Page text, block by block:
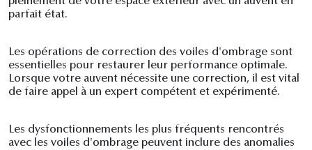
parfait état.
Les opérations de correction des voiles d'ombrage sont
essentielles pour restaurer leur performance optimale.
Lorsque votre auvent nécessite une correction, il est vital
de faire appel à un expert compétent et expérimenté.
Les dysfonctionnements les plus fréquents rencontrés
avec les voiles d'ombrage peuvent inclure des anomalies